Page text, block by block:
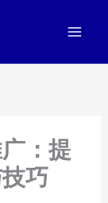
：提
巧